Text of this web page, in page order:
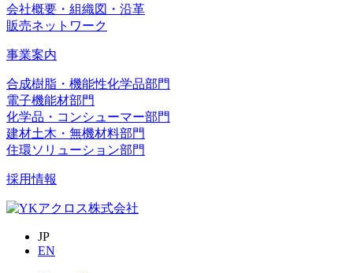
会社概要・組織図・沿革
販売ネットワーク
事業案内
合成樹脂・機能性化学品部門
電子機能材部門
化学品・コンシューマー部門
建材土木・無機材料部門
住環ソリューション部門
採用情報
JP
EN